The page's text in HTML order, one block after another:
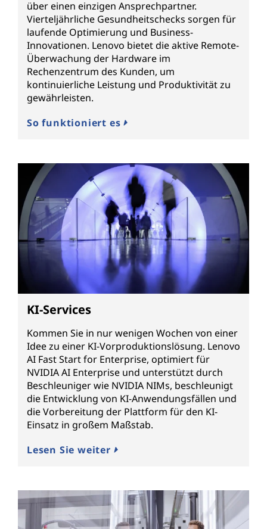
über einen einzigen Ansprechpartner.
Vierteljährliche Gesundheitschecks sorgen für
laufende Optimierung und Business-
Innovationen. Lenovo bietet die aktive Remote-
Überwachung der Hardware im
Rechenzentrum des Kunden, um
kontinuierliche Leistung und Produktivität zu
gewährleisten.
So funktioniert es
KI-Services
Kommen Sie in nur wenigen Wochen von einer
Idee zu einer KI-Vorproduktionslösung. Lenovo
AI Fast Start for Enterprise, optimiert für
NVIDIA AI Enterprise und unterstützt durch
Beschleuniger wie NVIDIA NIMs, beschleunigt
die Entwicklung von KI-Anwendungsfällen und
die Vorbereitung der Plattform für den KI-
Einsatz in großem Maßstab.
Lesen Sie weiter